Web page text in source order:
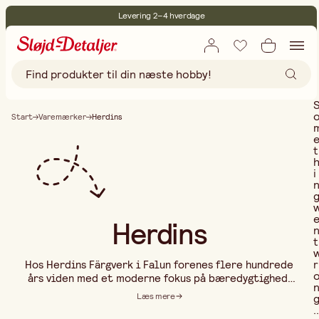
Levering 2–4 hverdage
Gratis fragt ved køb over 499,-
Start Varemærker Herdins
Herdins
Hos Herdins Färgverk i Falun forenes flere hundrede
års viden med et moderne fokus på bæredygtighed.
Med et bredt sortiment inden for
Læs mere
e
t
h
i
n
g
e
n
t
r
n
g
..